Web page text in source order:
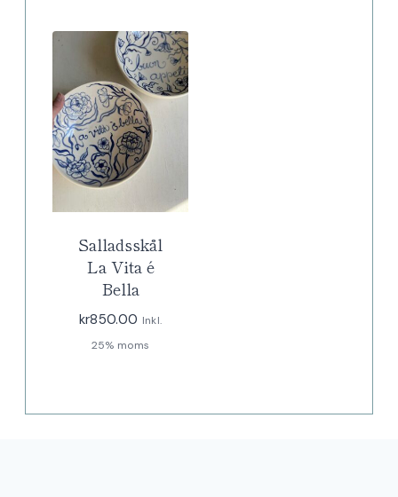
Salladsskål
La Vita é
Bella
kr850.00 Inkl.
25% moms